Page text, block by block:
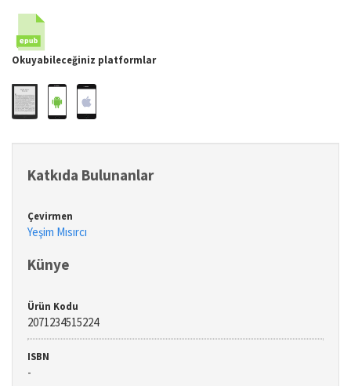
Okuyabileceğiniz platformlar
Katkıda Bulunanlar
Çevirmen
Yeşim Mısırcı
Künye
Ürün Kodu
2071234515224
ISBN
-